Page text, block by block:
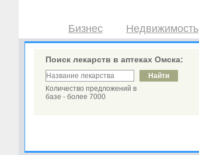
Бизнес Недвижимость
Поиск лекарств в аптеках Омска:
Количество предложений в
базе - более 7000